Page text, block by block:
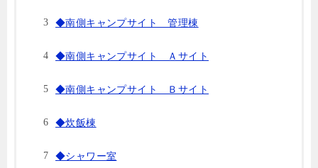
◆南側キャンプサイト 管理棟
◆南側キャンプサイト Ａサイト
◆南側キャンプサイト Ｂサイト
◆炊飯棟
◆シャワー室